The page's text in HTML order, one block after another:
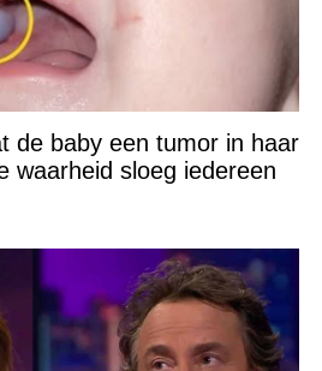
de baby een tumor in haar
waarheid sloeg iedereen